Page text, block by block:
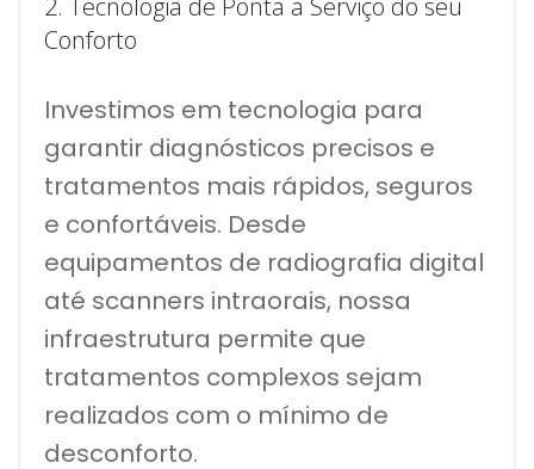
2. Tecnologia de Ponta a Serviço do seu
Conforto
Investimos em tecnologia para
garantir diagnósticos precisos e
tratamentos mais rápidos, seguros
e confortáveis. Desde
equipamentos de radiografia digital
até scanners intraorais, nossa
infraestrutura permite que
tratamentos complexos sejam
realizados com o mínimo de
desconforto.